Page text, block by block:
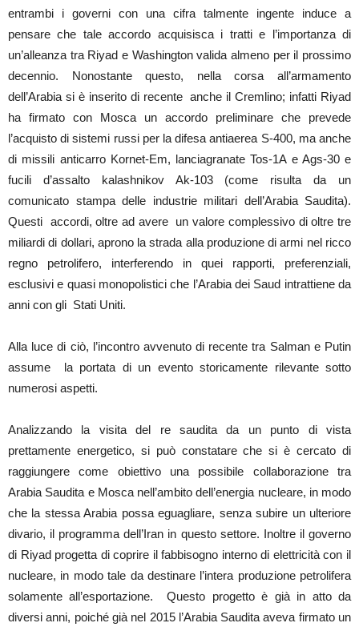
entrambi i governi con una cifra talmente ingente induce a
pensare che tale accordo acquisisca i tratti e l’importanza di
un’alleanza tra Riyad e Washington valida almeno per il prossimo
decennio. Nonostante questo, nella corsa all’armamento
dell’Arabia si è inserito di recente anche il Cremlino; infatti Riyad
ha firmato con Mosca un accordo preliminare che prevede
l’acquisto di sistemi russi per la difesa antiaerea S-400, ma anche
di missili anticarro Kornet-Em, lanciagranate Tos-1A e Ags-30 e
fucili d’assalto kalashnikov Ak-103 (come risulta da un
comunicato stampa delle industrie militari dell’Arabia Saudita).
Questi accordi, oltre ad avere un valore complessivo di oltre tre
miliardi di dollari, aprono la strada alla produzione di armi nel ricco
regno petrolifero, interferendo in quei rapporti, preferenziali,
esclusivi e quasi monopolistici che l’Arabia dei Saud intrattiene da
anni con gli Stati Uniti.
Alla luce di ciò, l’incontro avvenuto di recente tra Salman e Putin
assume la portata di un evento storicamente rilevante sotto
numerosi aspetti.
Analizzando la visita del re saudita da un punto di vista
prettamente energetico, si può constatare che si è cercato di
raggiungere come obiettivo una possibile collaborazione tra
Arabia Saudita e Mosca nell’ambito dell’energia nucleare, in modo
che la stessa Arabia possa eguagliare, senza subire un ulteriore
divario, il programma dell’Iran in questo settore. Inoltre il governo
di Riyad progetta di coprire il fabbisogno interno di elettricità con il
nucleare, in modo tale da destinare l’intera produzione petrolifera
solamente all’esportazione. Questo progetto è già in atto da
diversi anni, poiché già nel 2015 l’Arabia Saudita aveva firmato un